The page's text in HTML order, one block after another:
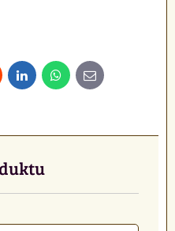
LinkedInWhatsApp
E-
mail